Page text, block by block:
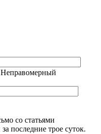
Неправомерный
со статьями
последние трое суток.